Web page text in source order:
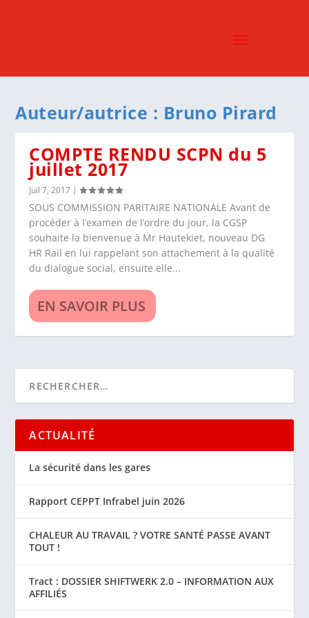
Auteur/autrice : Bruno Pirard
COMPTE RENDU SCPN du 5
juillet 2017
Juil 7, 2017 |
SOUS COMMISSION PARITAIRE NATIONALE Avant de
procéder à l’examen de l’ordre du jour, la CGSP
souhaite la bienvenue à Mr Hautekiet, nouveau DG
HR Rail en lui rappelant son attachement à la qualité
du dialogue social, ensuite elle...
EN SAVOIR PLUS
ACTUALITÉ
La sécurité dans les gares
Rapport CEPPT Infrabel juin 2026
CHALEUR AU TRAVAIL ? VOTRE SANTÉ PASSE AVANT
TOUT !
Tract : DOSSIER SHIFTWERK 2.0 – INFORMATION AUX
AFFILIÉS